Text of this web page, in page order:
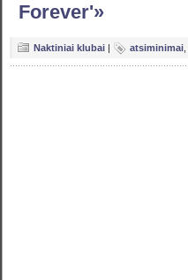
Forever'»
Naktiniai klubai | atsiminimai